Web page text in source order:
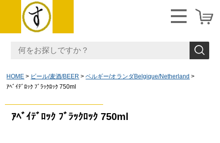
HOME ビール/麦酒/BEER
ベルギー/オランダBelgique/Netherland
ｱﾍﾞｲﾃﾞﾛｯｸ ﾌﾞﾗｯｸﾛｯｸ 750ml
ｱﾍﾞｲﾃﾞﾛｯｸ ﾌﾞﾗｯｸﾛｯｸ 750ml